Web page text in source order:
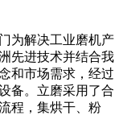
为解决工业磨机产
先进技术并结合我
和市场需求，经过
备。立磨采用了合
程，集烘干、粉